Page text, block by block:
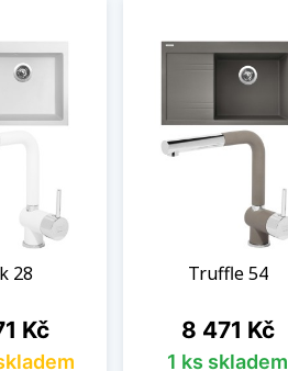
28
Kč
Truffle 54
Cena
8 471 Kč
1 ks skladem